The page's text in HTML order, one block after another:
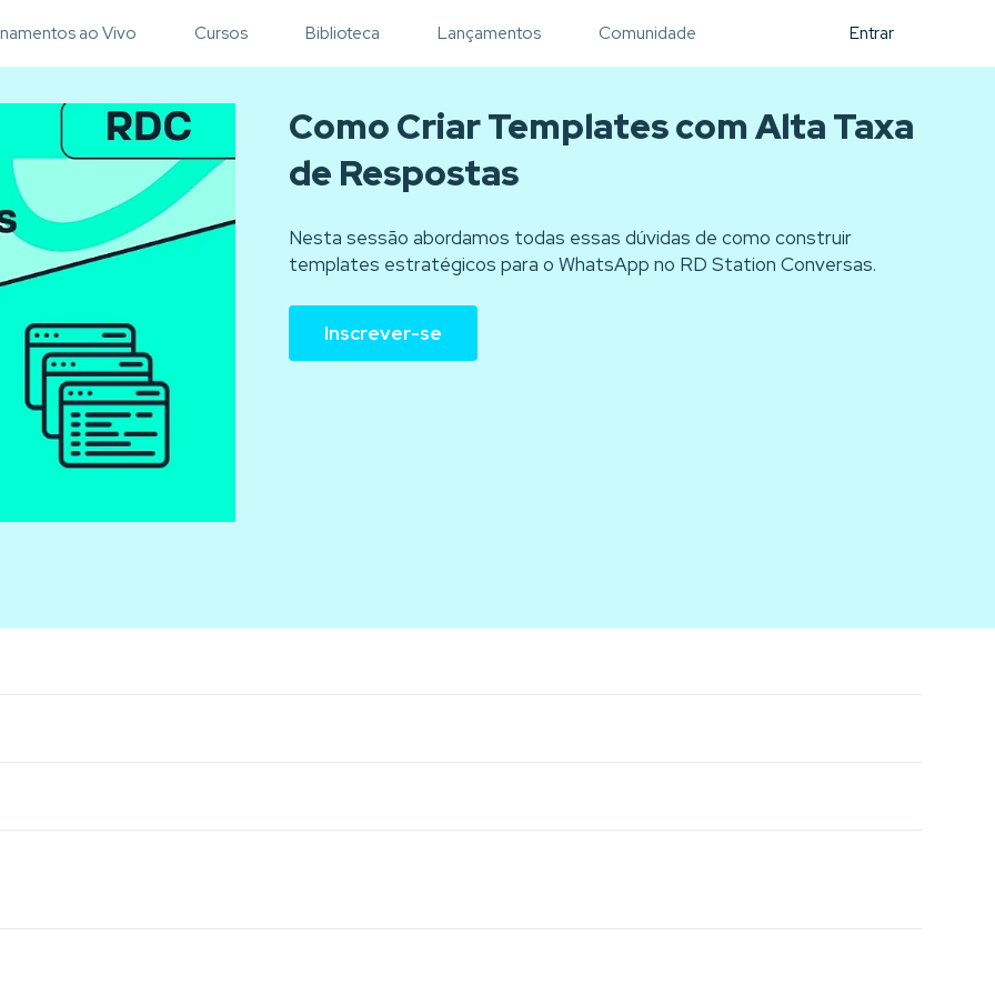
ao Vivo Cursos Biblioteca Lançamentos Comunidade Entrar
Como Criar Templates com Alta Taxa
de Respostas
Nesta sessão abordamos todas essas dúvidas de como construir
templates estratégicos para o WhatsApp no RD Station Conversas.
Inscrever-se